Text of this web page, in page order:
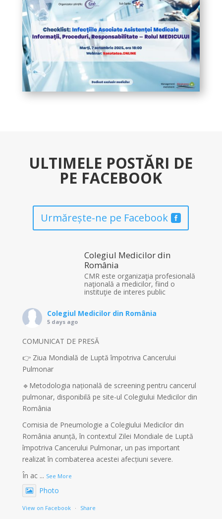
ULTIMELE POSTĂRI DE
PE FACEBOOK
Urmărește-ne pe Facebook
Colegiul Medicilor din
România
CMR este organizaţia profesională
naţională a medicilor, fiind o
instituţie de interes public
Colegiul Medicilor din România
5 days ago
COMUNICAT DE PRESĂ
👉 Ziua Mondială de Luptă împotriva Cancerului
Pulmonar
🔹Metodologia națională de screening pentru cancerul
pulmonar, disponibilă pe site-ul Colegiului Medicilor din
România
Comisia de Pneumologie a Colegiului Medicilor din
România anunță, în contextul Zilei Mondiale de Luptă
împotriva Cancerului Pulmonar, un pas important
realizat în combaterea acestei afecțiuni severe.
În ac ... See More
Photo
View on Facebook · Share